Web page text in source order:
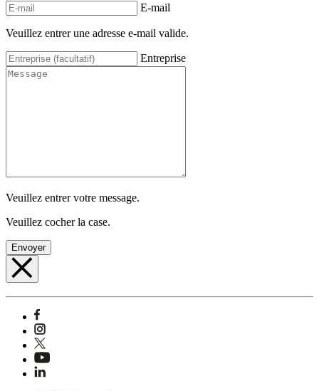
E-mail
Veuillez entrer une adresse e-mail valide.
Entreprise
Veuillez entrer votre message.
Veuillez cocher la case.
Envoyer